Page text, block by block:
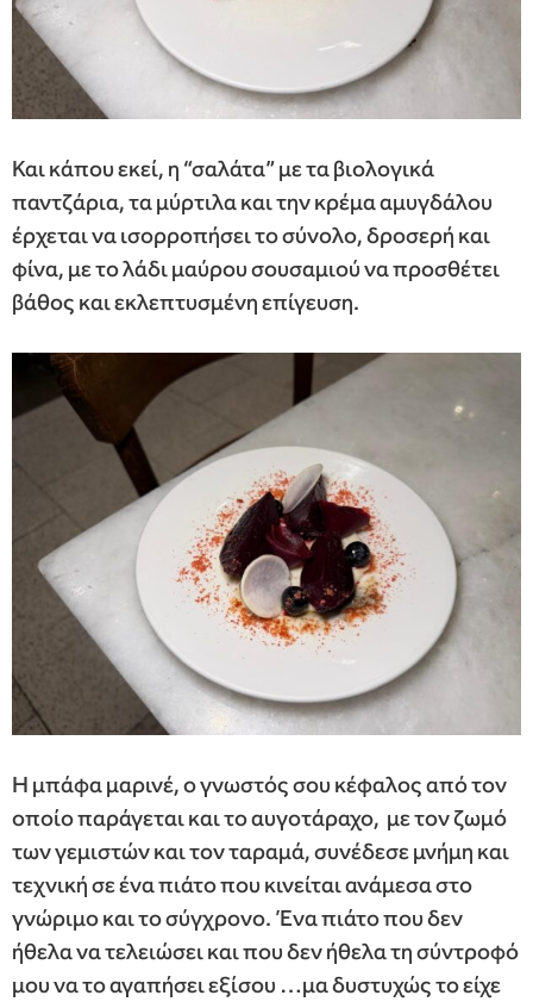
Και κάπου εκεί, η “σαλάτα” με τα βιολογικά
παντζάρια, τα μύρτιλα και την κρέμα αμυγδάλου
έρχεται να ισορροπήσει το σύνολο, δροσερή και
φίνα, με το λάδι μαύρου σουσαμιού να προσθέτει
βάθος και εκλεπτυσμένη επίγευση.
Η μπάφα μαρινέ, ο γνωστός σου κέφαλος από τον
οποίο παράγεται και το αυγοτάραχο, με τον ζωμό
των γεμιστών και τον ταραμά, συνέδεσε μνήμη και
τεχνική σε ένα πιάτο που κινείται ανάμεσα στο
γνώριμο και το σύγχρονο. Ένα πιάτο που δεν
ήθελα να τελειώσει και που δεν ήθελα τη σύντροφό
μου να το αγαπήσει εξίσου …μα δυστυχώς το είχε